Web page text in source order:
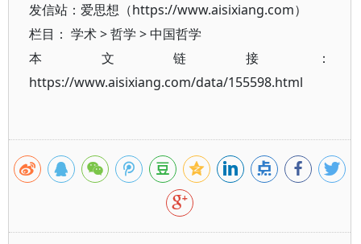
发信站：爱思想（https://www.aisixiang.com）
栏目： 学术>哲学 >中国哲学
本文链接：
https://www.aisixiang.com/data/155598.html